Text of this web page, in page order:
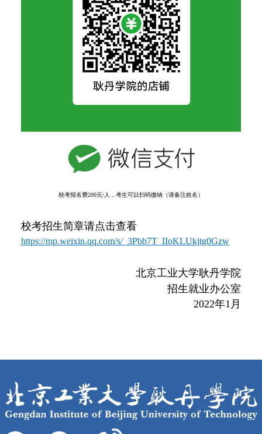
校考报名费200元/人，考生可以扫码缴纳（请备注姓名）
校考招生简章请点击查看
https://mp.weixin.qq.com/s/_3Pbb7T_IIoKLUkjtg0Gzw
北京工业大学耿丹学院
招生就业办公室
2022年1月